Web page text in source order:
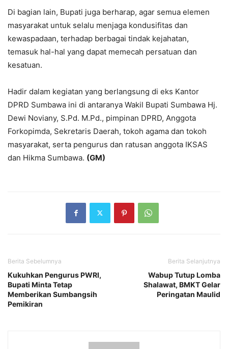
Di bagian lain, Bupati juga berharap, agar semua elemen
masyarakat untuk selalu menjaga kondusifitas dan
kewaspadaan, terhadap berbagai tindak kejahatan,
temasuk hal-hal yang dapat memecah persatuan dan
kesatuan.
Hadir dalam kegiatan yang berlangsung di eks Kantor
DPRD Sumbawa ini di antaranya Wakil Bupati Sumbawa Hj.
Dewi Noviany, S.Pd. M.Pd., pimpinan DPRD, Anggota
Forkopimda, Sekretaris Daerah, tokoh agama dan tokoh
masyarakat, serta pengurus dan ratusan anggota IKSAS
dan Hikma Sumbawa. (GM)
Berita Sebelumnya
Kukuhkan Pengurus PWRI,
Bupati Minta Tetap
Memberikan Sumbangsih
Pemikiran
Berita Selanjutnya
Wabup Tutup Lomba
Shalawat, BMKT Gelar
Peringatan Maulid